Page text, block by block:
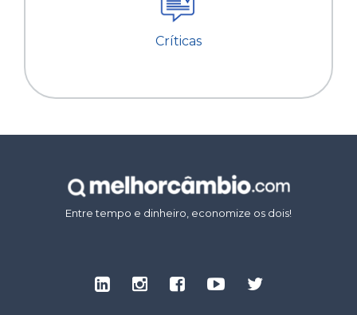
Críticas
Entre tempo e dinheiro, economize os dois!